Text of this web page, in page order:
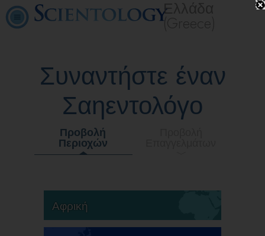
Ελλάδα
(Greece)
Συναντήστε έναν
Σαηεντολόγο
Προβολή
Περιοχών
Αφρική